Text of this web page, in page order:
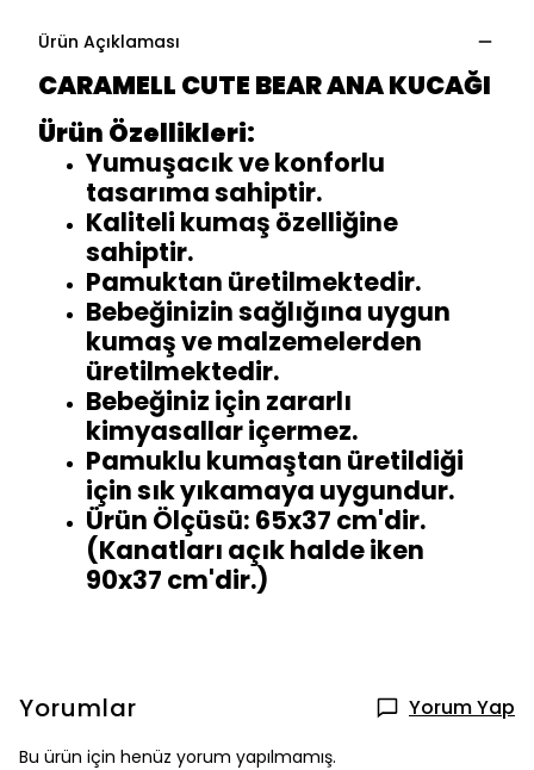
Ürün Açıklaması
CARAMELL CUTE BEAR ANA KUCAĞI
Ürün Özellikleri:
Yumuşacık ve konforlu
tasarıma sahiptir.
Kaliteli kumaş özelliğine
sahiptir.
Pamuktan üretilmektedir.
Bebeğinizin sağlığına uygun
kumaş ve malzemelerden
üretilmektedir.
Bebeğiniz için zararlı
kimyasallar içermez.
Pamuklu kumaştan üretildiği
için sık yıkamaya uygundur.
Ürün Ölçüsü: 65x37 cm'dir.
(Kanatları açık halde iken
90x37 cm'dir.)
Yorumlar Yorum Yap
Bu ürün için henüz yorum yapılmamış.